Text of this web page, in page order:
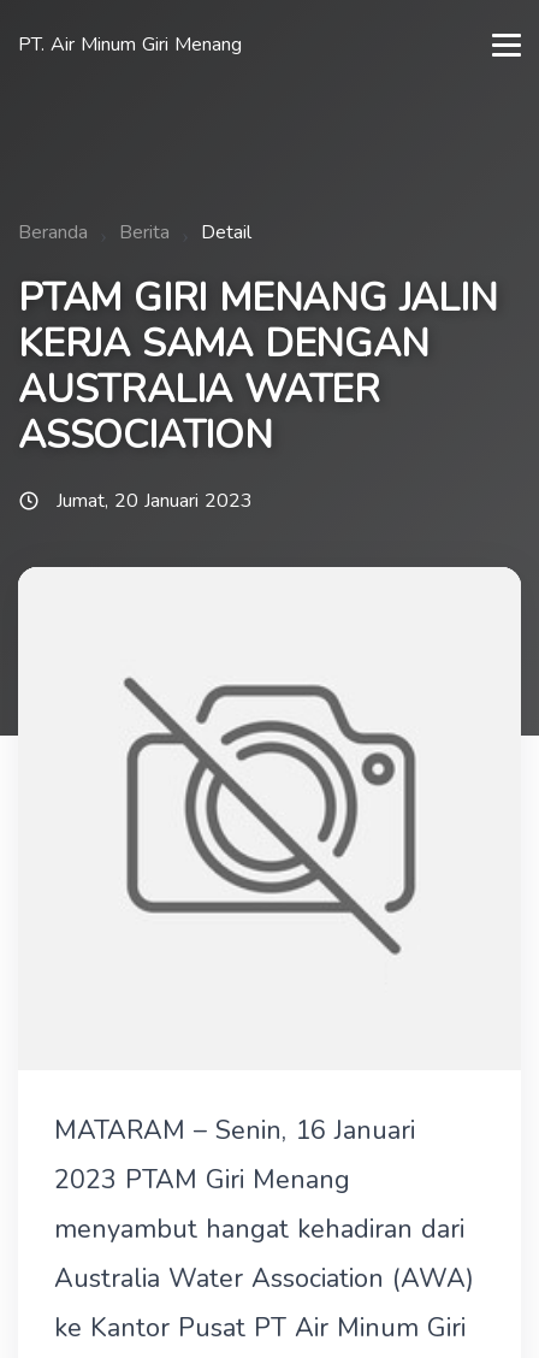
PT. Air Minum Giri Menang
Beranda Berita Detail
PTAM GIRI MENANG JALIN
KERJA SAMA DENGAN
AUSTRALIA WATER
ASSOCIATION
Jumat, 20 Januari 2023
MATARAM – Senin, 16 Januari
2023 PTAM Giri Menang
menyambut hangat kehadiran dari
Australia Water Association (AWA)
ke Kantor Pusat PT Air Minum Giri